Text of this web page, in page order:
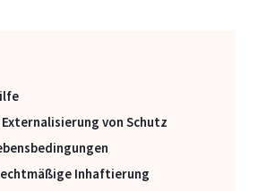
von Schutz
Inhaftierung